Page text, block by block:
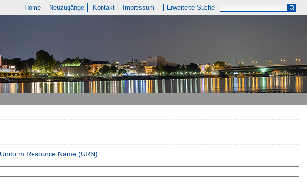
Home Neuzugänge Kontakt Impressum Erweiterte Suche
Uniform Resource Name (URN)